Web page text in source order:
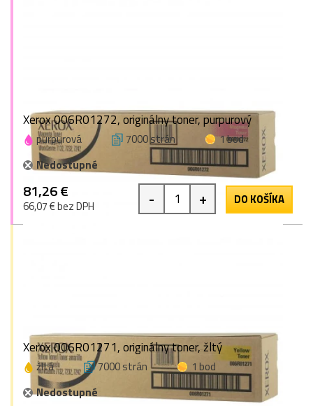
Xerox 006R01272, originálny toner, purpurový
purpurová 7000 strán
1 bod
Nedostupné
81,26 €
66,07 € bez DPH - + DO KOŠÍKA
Xerox 006R01271, originálny toner, žltý
žltá 7000 strán
1 bod
Nedostupné